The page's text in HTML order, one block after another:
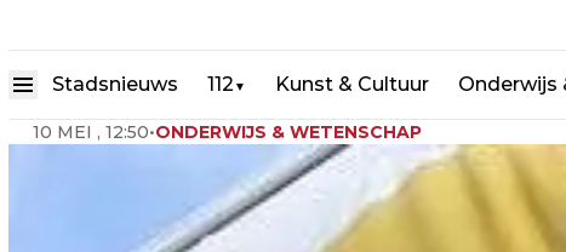
Stadsnieuws 112 ▼ Kunst & Cultuur Onderwijs
Gebouwen Universiteit
10 MEI , 12:50•ONDERWIJS & WETENSCHAP